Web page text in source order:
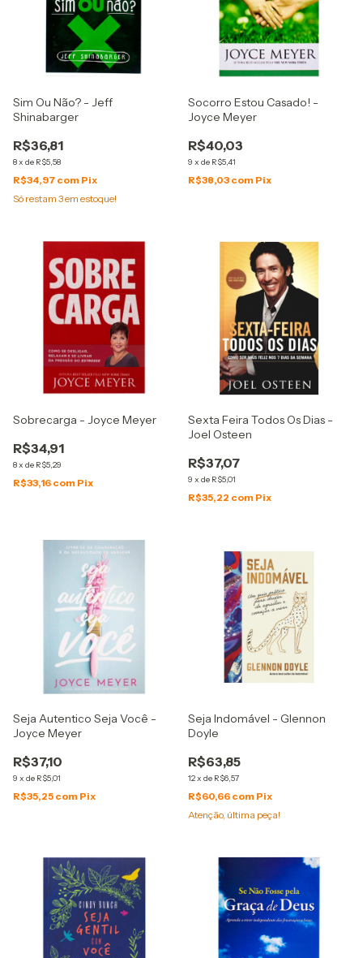
Sim Ou Não? - Jeff
Shinabarger
R$36,81
8x de R$5,58
R$34,97 com Pix
Só restam 3em estoque!
Socorro Estou Casado! -
Joyce Meyer
R$40,03
9 x de R$5,41
R$38,03 com Pix
Sobrecarga - Joyce Meyer
R$34,91
8x de R$5,29
R$33,16 com Pix
Sexta Feira Todos Os Dias -
Joel Osteen
R$37,07
9 x de R$5,01
R$35,22 com Pix
Seja Autentico Seja Você -
Joyce Meyer
R$37,10
9 x de R$5,01
R$35,25 com Pix
Seja Indomável - Glennon
Doyle
R$63,85
12x de R$6,57
R$60,66 com Pix
Atenção, última peça!